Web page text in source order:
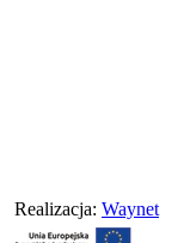
Realizacja: Waynet